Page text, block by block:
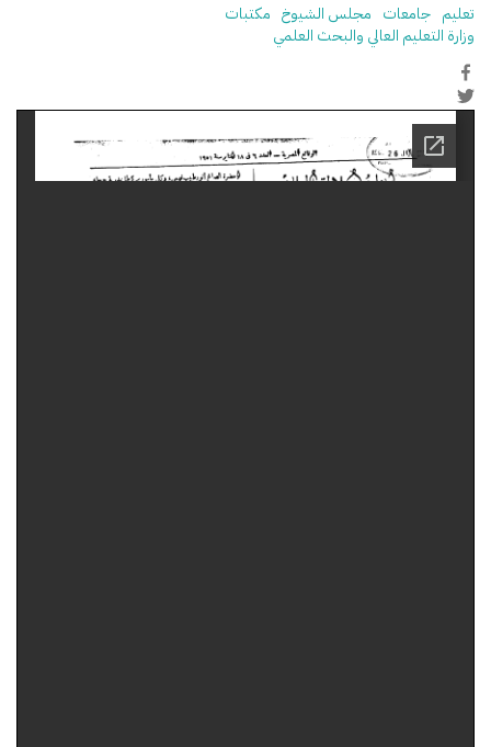
تعليم جامعات مجلس الشيوخ مكتبات
وزارة التعليم العالي والبحث العلمي